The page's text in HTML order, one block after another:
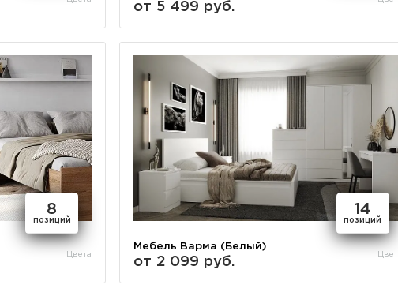
от 5 499 руб.
8
позиций
Цвета
14
позиций
Мебель Варма (Белый)
от 2 099 руб.